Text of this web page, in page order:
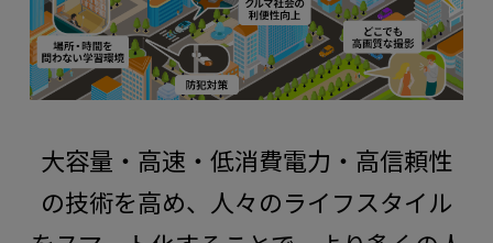
大容量・高速・低消費電力・高信頼性
の技術を高め、人々のライフスタイル